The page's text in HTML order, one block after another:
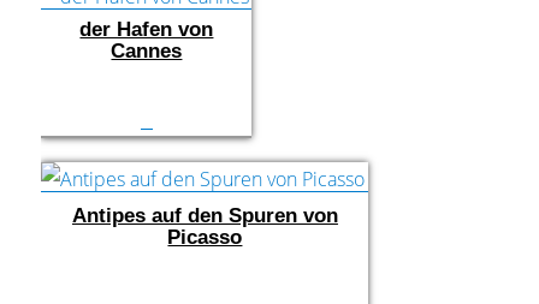
der Hafen von
Cannes
Antipes auf den Spuren von
Picasso